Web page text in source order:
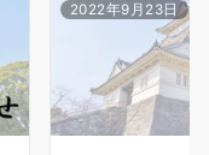
2022年9月23日